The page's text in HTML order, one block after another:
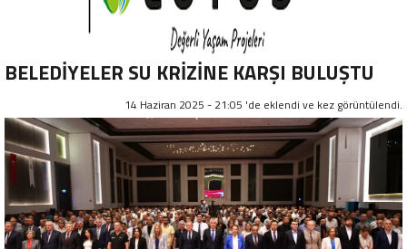
BELEDİYELER SU KRİZİNE KARŞI BULUŞTU
14 Haziran 2025 - 21:05 'de eklendi ve kez görüntülendi.